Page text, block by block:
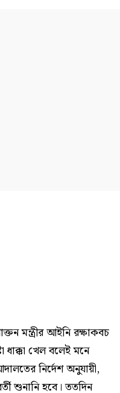
মন্ত্রীর আইনি রক্ষাকবচ
ধাক্কা খেল বলেই মনে
নির্দেশ অনুযায়ী,
শুনানি হবে। ততদিন